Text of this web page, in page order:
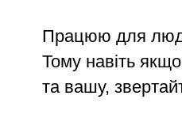
Працюю для
Тому навіть
та вашу,